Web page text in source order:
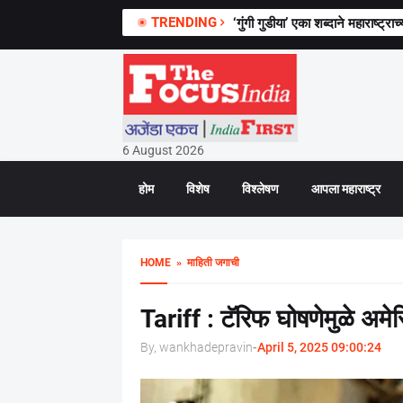
TRENDING ‘गुंगी गुडीया’ एका शब्दाने
डीपफेक प्रकरणात नितीन गडकरींना
6 August 2026
होम विशेष विश्लेषण आपला महाराष्ट्र
HOME» माहिती जगाची
Tariff : टॅरिफ घोषणेमुळे
By, wankhadepravin-April 5, 2025 09:00:24